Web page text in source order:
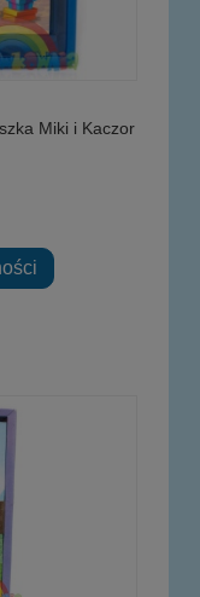
Miki i Kaczor